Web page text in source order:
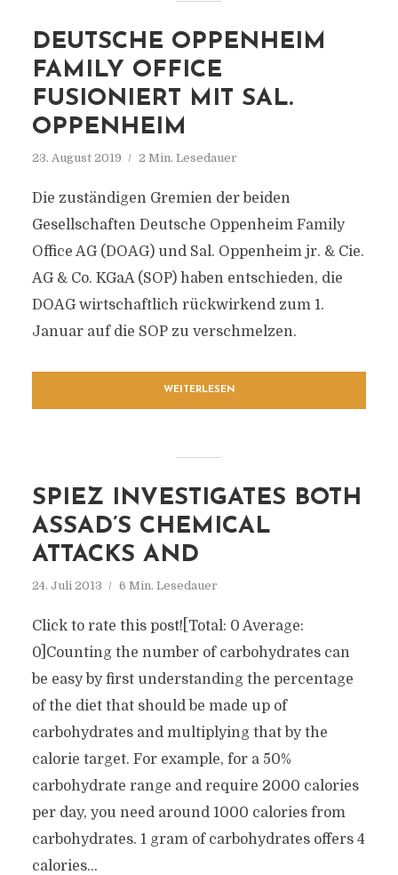
DEUTSCHE OPPENHEIM
FAMILY OFFICE
FUSIONIERT MIT SAL.
OPPENHEIM
23. August 2019 2 Min. Lesedauer
Die zuständigen Gremien der beiden
Gesellschaften Deutsche Oppenheim Family
Office AG (DOAG) und Sal. Oppenheim jr. & Cie.
AG & Co. KGaA (SOP) haben entschieden, die
DOAG wirtschaftlich rückwirkend zum 1.
Januar auf die SOP zu verschmelzen.
WEITERLESEN
SPIEZ INVESTIGATES BOTH
ASSAD’S CHEMICAL
ATTACKS AND
24. Juli 2013 6 Min. Lesedauer
Click to rate this post![Total: 0 Average:
0]Counting the number of carbohydrates can
be easy by first understanding the percentage
of the diet that should be made up of
carbohydrates and multiplying that by the
calorie target. For example, for a 50%
carbohydrate range and require 2000 calories
per day, you need around 1000 calories from
carbohydrates. 1 gram of carbohydrates offers 4
calories...